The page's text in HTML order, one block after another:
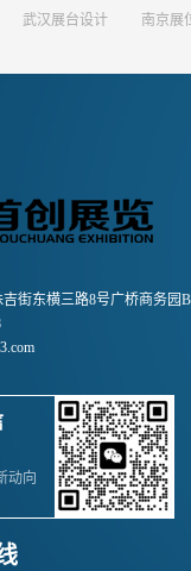
武汉展台设计 南京展
街东横三路8号广桥商务园
动向